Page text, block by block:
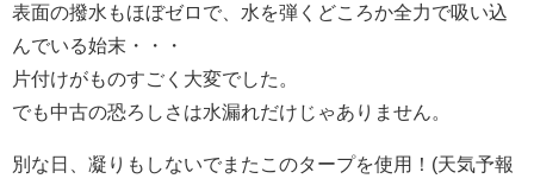
表面の撥水もほぼゼロで、水を弾くどころか全力で吸い込
んでいる始末・・・
片付けがものすごく大変でした。
でも中古の恐ろしさは水漏れだけじゃありません。
別な日、凝りもしないでまたこのタープを使用！(天気予報